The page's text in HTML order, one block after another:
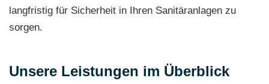
langfristig für Sicherheit in Ihren Sanitäranlagen zu
sorgen.
Unsere Leistungen im Überblick